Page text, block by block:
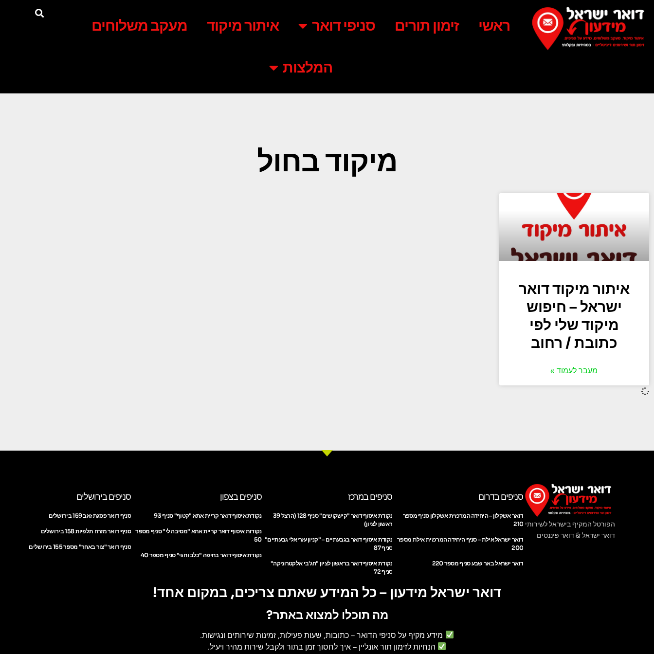
ראשי זימון תורים סניפי דואר איתור מיקוד מעקב משלוחים
המלצות
מיקוד בחול
איתור מיקוד דואר
ישראל – חיפוש
מיקוד שלי לפי
כתובת / רחוב
מעבר לעמוד »
הפורטל המקיף בישראל לשירותי
דואר ישראל & דואר פיננסים
סניפים בדרום
דואר אשקלון – היחידה המרכזית אשקלון סניף מספר
210
דואר ישראל אילת – סניף היחידה המרכזית אילת מספר
200
דואר ישראל באר שבע סניף מספר 220
סניפים במרכז
נקודת איסוף דואר "קישקושים" סניף 128 (הרצל 39
ראשון לציון)
נקודת איסוף דואר בגבעתיים – "קניון עזריאלי גבעתיים"
סניף 87
נקודת איסוף דואר בראשון לציון "חג'בי אלקטרוניקה"
סניף 72
סניפים בצפון
נקודת איסוף דואר קריית אתא "קטוף" סניף 93
נקודות איסוף דואר קריית אתא "מסיבה לי" סניף מספר
50
נקודת איסוף דואר בחיפה "כלבו חגי" סניף מספר 40
סניפים בירושלים
סניף דואר פסגת זאב 159 בירושלים
סניף דואר מזרח תלפיות 158 בירושלים
סניף דואר "צור באחר" מספר 155 בירושלים
דואר ישראל מידעון – כל המידע שאתם צריכים, במקום אחד!
מה תוכלו למצוא באתר?
מידע מקיף על סניפי הדואר– כתובות, שעות פעילות, זמינות שירותים ונגישות.
הנחיות לזימון תור אונליין – איך לחסוך זמן בתור ולקבל שירות מהיר ויעיל.